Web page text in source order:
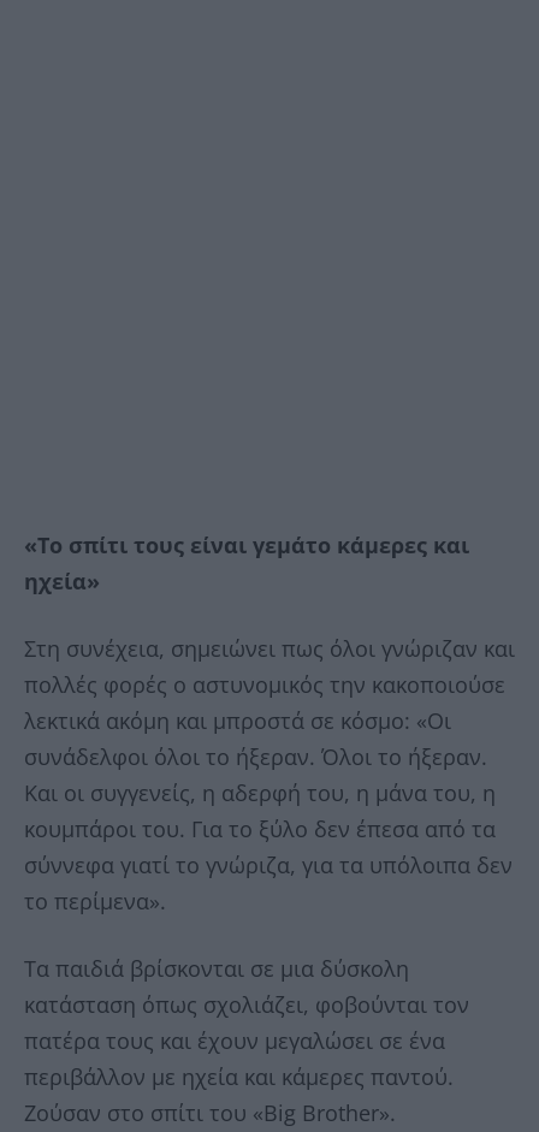
«Το σπίτι τους είναι γεμάτο κάμερες και
ηχεία»
Στη συνέχεια, σημειώνει πως όλοι γνώριζαν και
πολλές φορές ο αστυνομικός την κακοποιούσε
λεκτικά ακόμη και μπροστά σε κόσμο: «Οι
συνάδελφοι όλοι το ήξεραν. Όλοι το ήξεραν.
Και οι συγγενείς, η αδερφή του, η μάνα του, η
κουμπάροι του. Για το ξύλο δεν έπεσα από τα
σύννεφα γιατί το γνώριζα, για τα υπόλοιπα δεν
το περίμενα».
Τα παιδιά βρίσκονται σε μια δύσκολη
κατάσταση όπως σχολιάζει, φοβούνται τον
πατέρα τους και έχουν μεγαλώσει σε ένα
περιβάλλον με ηχεία και κάμερες παντού.
Ζούσαν στο σπίτι του «Big Brother».